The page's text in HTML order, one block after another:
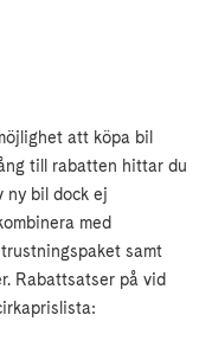
att köpa bil
till rabatten hittar du
ny bil dock ej
med
samt
Rabattsatser på vid